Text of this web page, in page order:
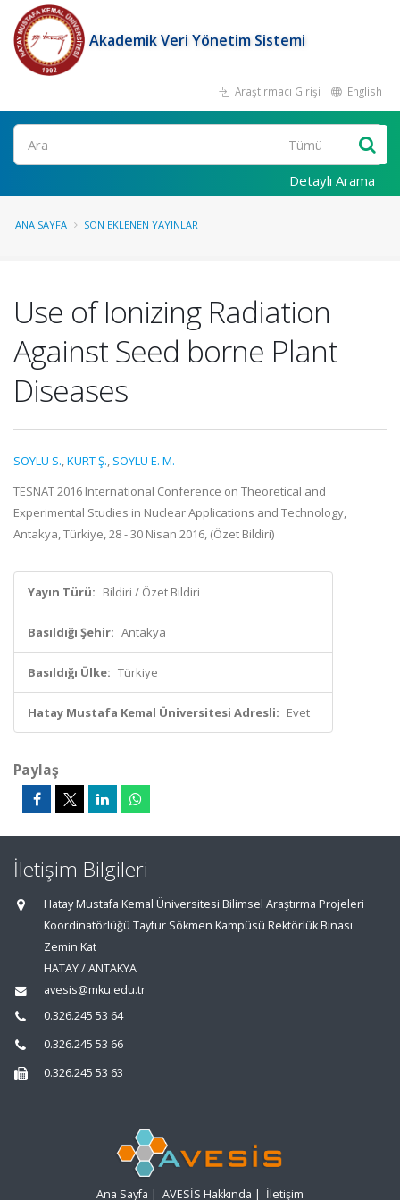
Akademik Veri Yönetim Sistemi
Araştırmacı Girişi English
Ara
Detaylı Arama
ANA SAYFA SON EKLENEN YAYINLAR
Use of Ionizing Radiation
Against Seed borne Plant
Diseases
SOYLU S.,KURT Ş., SOYLU E. M.
TESNAT 2016 International Conference on Theoretical and
Experimental Studies in Nuclear Applications and Technology,
Antakya, Türkiye, 28 - 30 Nisan 2016, (Özet Bildiri)
Yayın Türü: Bildiri / Özet Bildiri
Basıldığı Şehir: Antakya
Basıldığı Ülke: Türkiye
Hatay Mustafa Kemal Üniversitesi Adresli: Evet
Paylaş
İletişim Bilgileri
Hatay Mustafa Kemal Üniversitesi Bilimsel Araştırma Projeleri
Koordinatörlüğü Tayfur Sökmen Kampüsü Rektörlük Binası
Zemin Kat
HATAY / ANTAKYA
avesis@mku.edu.tr
0.326.245 53 64
0.326.245 53 66
0.326.245 53 63
Ana Sayfa | AVESİS Hakkında | İletişim